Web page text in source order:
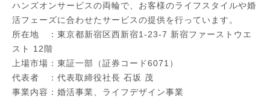
ハンズオンサービスの両輪で、お客様のライフスタイルや婚
活フェーズに合わせたサービスの提供を行っています。
所在地 ：東京都新宿区西新宿1-23-7 新宿ファーストウエ
スト 12階
上場市場：東証一部（証券コード6071）
代表者 ：代表取締役社長 石坂 茂
事業内容：婚活事業、ライフデザイン事業